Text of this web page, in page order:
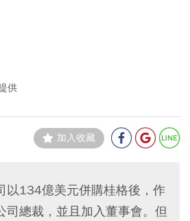
供
加入收藏
以134億美元併購桂格後，作
司總裁，並且加入董事會。但